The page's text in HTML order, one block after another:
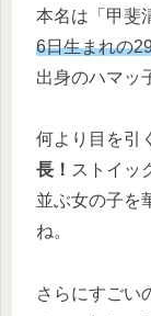
本名は「甲斐
6日生まれの
出身のハマッ
何より目を引
長！ ストイッ
並ぶ女の子を
ね。
さらにすごい